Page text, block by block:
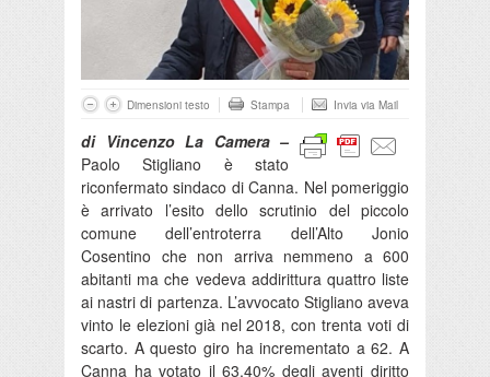
Dimensioni testo Stampa Invia via Mail
di Vincenzo La Camera –
Paolo Stigliano è stato
riconfermato sindaco di Canna. Nel pomeriggio
è arrivato l’esito dello scrutinio del piccolo
comune dell’entroterra dell’Alto Jonio
Cosentino che non arriva nemmeno a 600
abitanti ma che vedeva addirittura quattro liste
ai nastri di partenza. L’avvocato Stigliano aveva
vinto le elezioni già nel 2018, con trenta voti di
scarto. A questo giro ha incrementato a 62. A
Canna ha votato il 63,40% degli aventi diritto